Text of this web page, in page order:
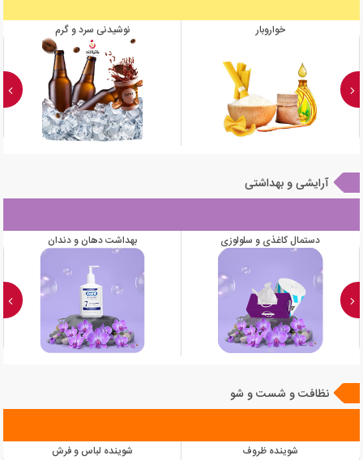
خواروبار نوشیدنی سرد و گرم
آرایشی و بهداشتی
دستمال کاغذی و سلولوزی بهداشت دهان و دندان
نظافت و شست و شو
شوینده ظروف شوینده لباس و فرش